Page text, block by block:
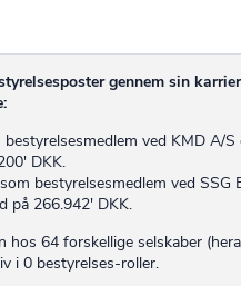
gennem sin
ved KMD A/S
DKK.
bestyrelsesmedlem ved SSG
på 266.942' DKK.
hos 64 forskellige selskaber
i 0 bestyrelses-roller.